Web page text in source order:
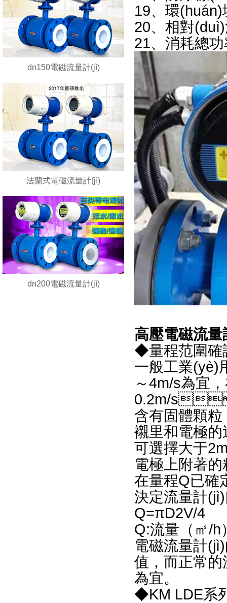
dn150電磁流量計(jì)
法蘭式電磁流量計(jì)
dn200電磁流量計(jì)
19、環
20、相對
21、消耗總
高壓電磁流
◆量程范圍確
一般工業(yè)
～4m/s為宜
0.2m/s
含有固體顆粒
襯里和電極的
可選擇大于
電極上附著的
在量程Q已確
決定流量計
Q=πD2V/4
Q:流量（㎡/h
電磁流量計
值，而正常
為宜。
◆KM LDE系